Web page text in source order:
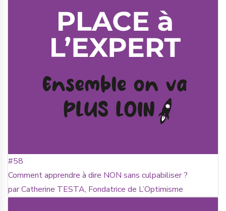
#58
Comment apprendre à dire NON sans culpabiliser ?
par Catherine TESTA, Fondatrice de L’Optimisme